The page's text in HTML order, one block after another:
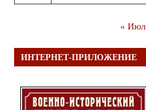
« Июл
ИНТЕРНЕТ-ПРИЛОЖЕНИЕ